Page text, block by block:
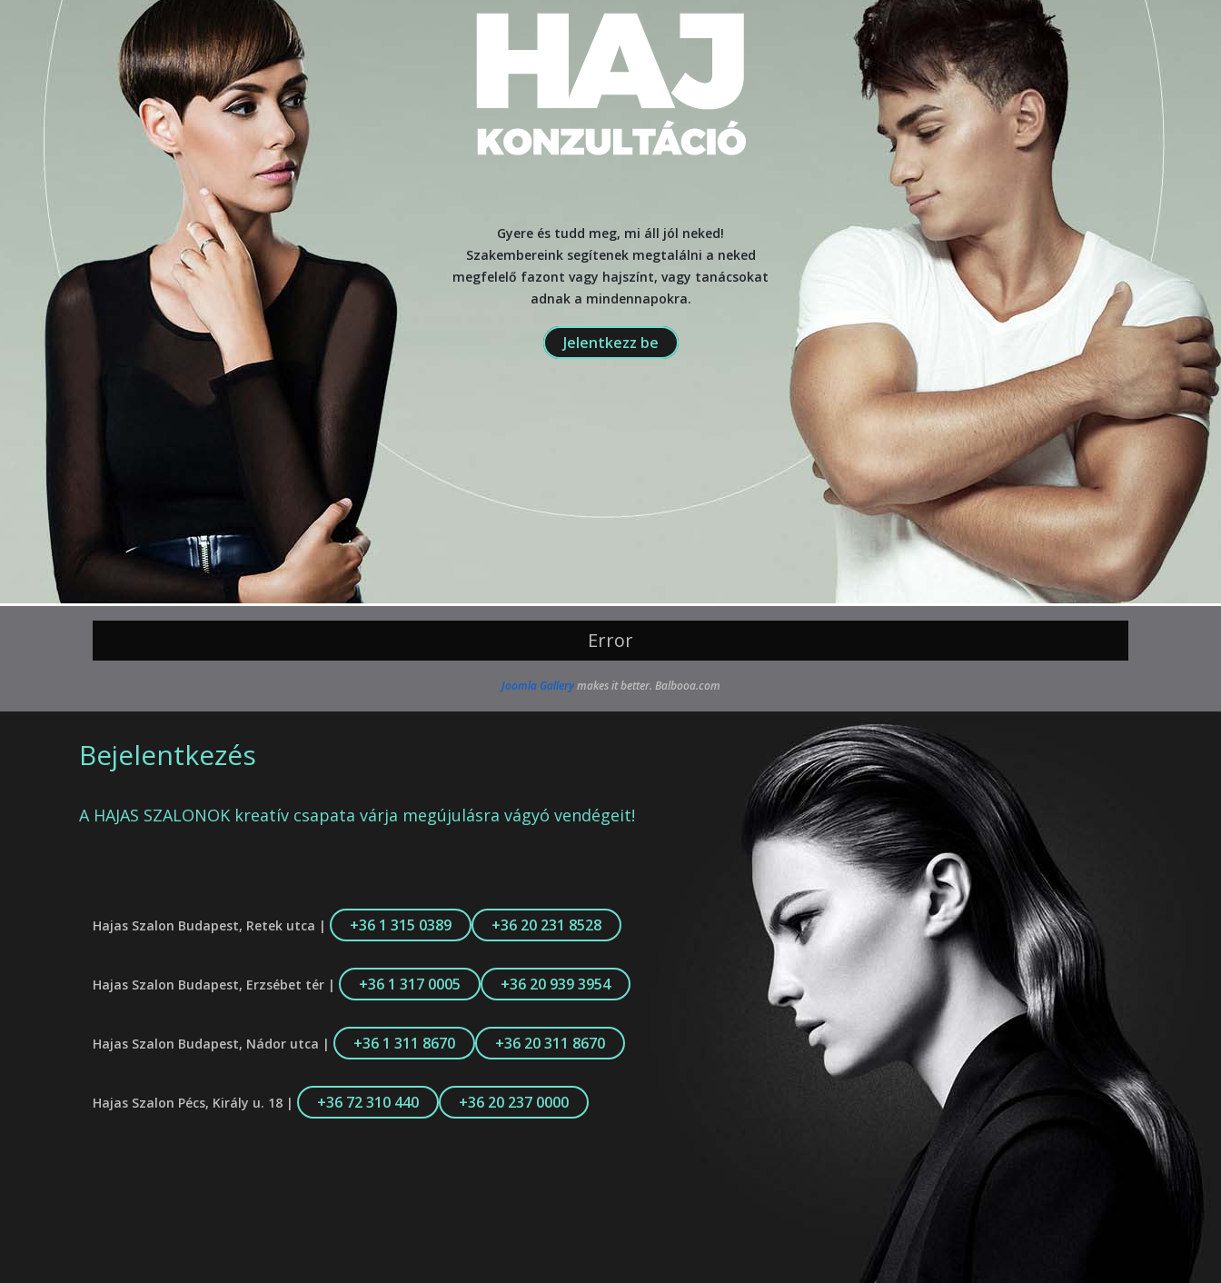
Gyere és tudd meg, mi áll jól neked!
Szakembereink segítenek megtalálni a neked
megfelelő fazont vagy hajszínt, vagy tanácsokat
adnak a mindennapokra.
Jelentkezz be
Error
Joomla Gallerymakes it better. Balbooa.com
Bejelentkezés
A HAJAS SZALONOK kreatív csapata várja megújulásra vágyó vendégeit!
Hajas Szalon Budapest, Retek utca | +36 1 315 0389 +36 20 231 8528
Hajas Szalon Budapest, Erzsébet tér | +36 1 317 0005 +36 20 939 3954
Hajas Szalon Budapest, Nádor utca | +36 1 311 8670 +36 20 311 8670
Hajas Szalon Pécs, Király u. 18 | +36 72 310 440 +36 20 237 0000